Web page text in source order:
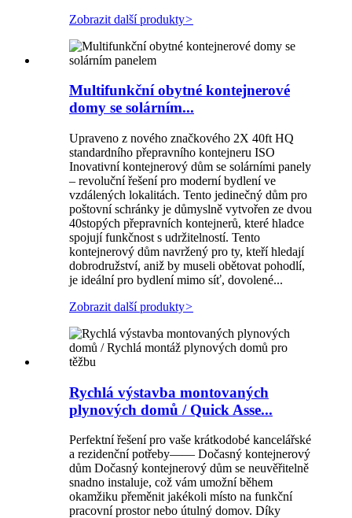
Zobrazit další produkty>
Multifunkční obytné kontejnerové
domy se solárním...
Upraveno z nového značkového 2X 40ft HQ
standardního přepravního kontejneru ISO
Inovativní kontejnerový dům se solárními panely
– revoluční řešení pro moderní bydlení ve
vzdálených lokalitách. Tento jedinečný dům pro
poštovní schránky je důmyslně vytvořen ze dvou
40stopých přepravních kontejnerů, které hladce
spojují funkčnost s udržitelností. Tento
kontejnerový dům navržený pro ty, kteří hledají
dobrodružství, aniž by museli obětovat pohodlí,
je ideální pro bydlení mimo síť, dovolené...
Zobrazit další produkty>
Rychlá výstavba montovaných
plynových domů / Quick Asse...
Perfektní řešení pro vaše krátkodobé kancelářské
a rezidenční potřeby—— Dočasný kontejnerový
dům Dočasný kontejnerový dům se neuvěřitelně
snadno instaluje, což vám umožní během
okamžiku přeměnit jakékoli místo na funkční
pracovní prostor nebo útulný domov. Díky